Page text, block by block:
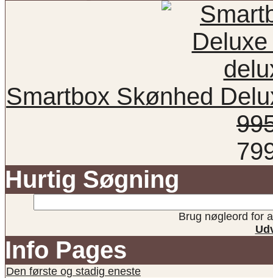
Smartbox Skønhed
Hurtig Søgning
Brug nøgleord for
Info Pages
Den første og stadig eneste